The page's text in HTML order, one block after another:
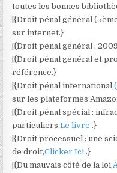
toutes les bonnes
|{Droit pénal général
sur internet.}
|{Droit pénal général :
|{Droit pénal général et
référence.}
|{Droit pénal international,
sur les plateformes
|{Droit pénal spécial :
particuliers,Le livre .}
|{Droit processuel : une
de droit,Clicker Ici .}
|{Du mauvais côté de la loi,